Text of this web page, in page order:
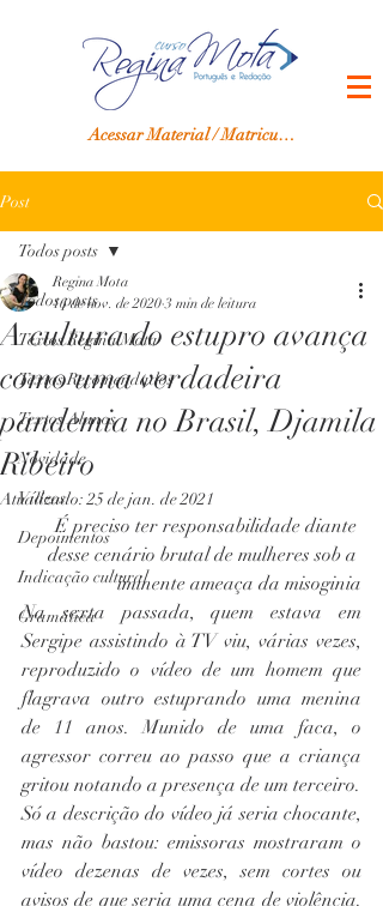
Acessar Material / Matricular-se
Post
Todos posts
Textos Regina Mota
Textos Recomendados
Textos Alunos
Novidade
Vídeos
Depoimentos
Indicação cultural
Gramática
Todos posts
A cultura do estupro avança
como uma verdadeira
pandemia no Brasil, Djamila
Ribeiro
Regina Mota
16 de nov. de 2020 3 min de leitura
Atualizado:25 de jan. de 2021
É preciso ter responsabilidade diante
desse cenário brutal de mulheres sob a
iminente ameaça da misoginia
Na sexta passada, quem estava em
Sergipe assistindo à TV viu, várias vezes,
reproduzido o vídeo de um homem que
flagrava outro estuprando uma menina
de 11 anos. Munido de uma faca, o
agressor correu ao passo que a criança
gritou notando a presença de um terceiro.
Só a descrição do vídeo já seria chocante,
mas não bastou: emissoras mostraram o
vídeo dezenas de vezes, sem cortes ou
avisos de que seria uma cena de violência.